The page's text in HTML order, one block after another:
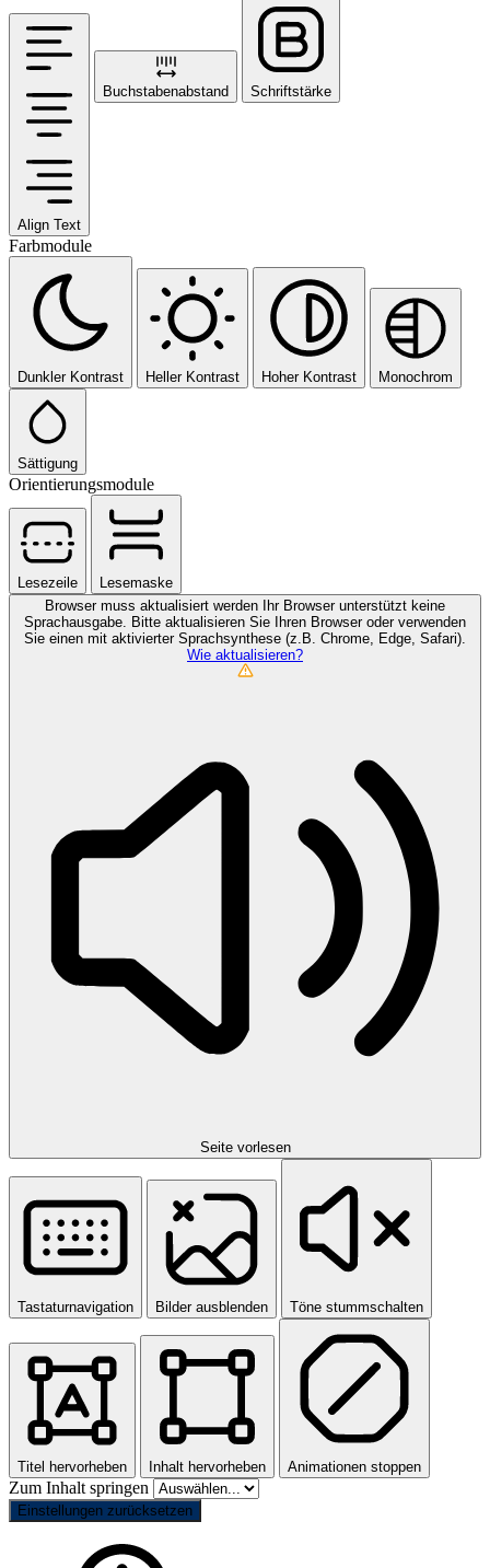
Align Text
Buchstabenabstand Schriftstärke
Farbmodule
Dunkler Kontrast Heller Kontrast Hoher Kontrast Monochrom
Sättigung
Orientierungsmodule
Lesezeile
Lesemaske
Browser muss aktualisiert werden Ihr Browser unterstützt keine
Sprachausgabe. Bitte aktualisieren Sie Ihren Browser oder verwenden
Sie einen mit aktivierter Sprachsynthese (z.B. Chrome, Edge, Safari).
Wie aktualisieren?
Seite vorlesen
Tastaturnavigation Bilder ausblenden Töne stummschalten
Titel hervorheben Inhalt hervorheben Animationen stoppen
Zum Inhalt springen
Einstellungen zurücksetzen